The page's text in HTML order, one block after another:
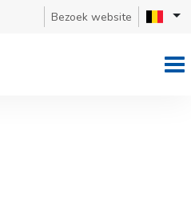
Bezoek website